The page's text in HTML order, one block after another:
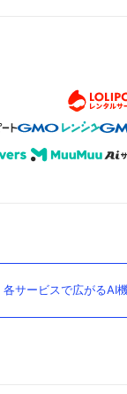
サービスで広がるAI